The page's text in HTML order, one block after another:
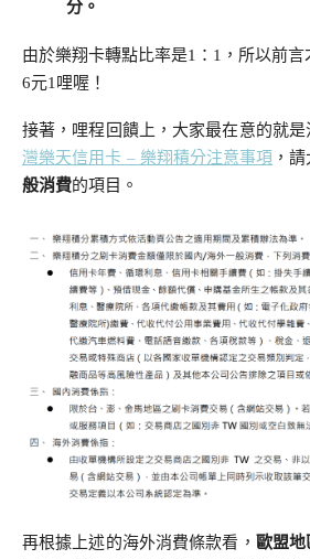
分。
由於樂翔卡轉點比率是1：1，所以前
6元1哩喔！
接著，哩程回饋上，大家最在意的就
灣樂天信用卡 – 樂翔積分注意事項 ，
般消費的項目。
再根據上述的海外消費條款看， 歐盟地